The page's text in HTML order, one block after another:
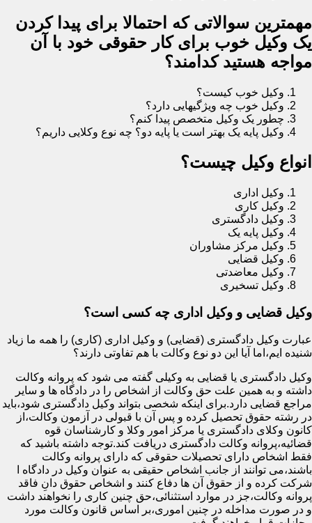
مهمترین سوالاتی که احتمالا برای پیدا کردن
یک وکیل خوب برای کار حقوقی خود با آن
مواجه هستید کدامند؟
وکیل خوب کیست؟
وکیل خوب چه ویژگیهایی دارد؟
چطور یک وکیل متخصص پیدا کنم؟
وکیل پایه یک بهتر است یا پایه دو؟ چه نوع وکلایی داریم؟
انواع وکیل چیست؟
وکیل اداری
وکیل کاری
وکیل دادگستری
وکیل پایه یک
وکیل مرکز مشاوران
وکیل قضایی
وکیل معاضدتی
وکیل تسخیری
وکیل قضایی و وکیل اداری چه کسی است؟
عبارت وکیل دادگستری (قضایی) و وکیل اداری (کاری) را همه ما زیاد
شنیده ایم،اما آیا این دو نوع وکالت با هم تفاوتی دارند؟
وکیل دادگستری یا قضایی به وکیلی گفته می شود که پروانه وکالت
داشته و به همین علت حق وکالت از اشخاص را در دادگاه ها و سایر
مراجع قضایی دارد.برای اینکه شخصی بتواند وکیل دادگستری شود،باید
در رشته حقوق تحصیل کرده و پس آن با قبولی در آزمون وکالت،از
کانون وکلای دادگستری یا مرکز امور وکلا و کارشناسان قوه
قضائیه،پروانه وکالت دادگستری دریافت کند.توجه داشته باشید که
فقط اشخاص دارای تحصیلات حقوقی که دارای پروانه وکالت
باشند،می توانند از جانب اشخاص حقیقی به عنوان وکیل در دادگاه ا
شرکت کرده و از حقوق آن ها دفاع کنند و اشخاص حقوق دانِ فاقد
پروانه وکالت،جز در موارد استثنائی،حق چنین کاری را نخواهند داشت
و در صورت مداخله در چنین اموری،بر اساس قانون وکالت مورد